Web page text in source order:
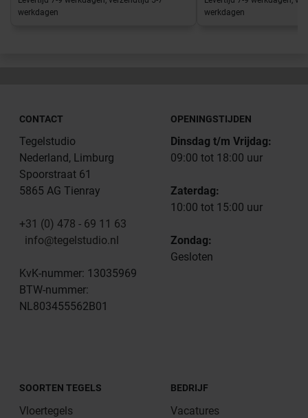
werkdagen
werkdagen
CONTACT
Tegelstudio
Nederland, Limburg
Spoorstraat 61
5865 AG Tienray
+31 (0) 478 - 69 11 63
info@tegelstudio.nl
KvK-nummer: 13035969
BTW-nummer:
NL803455562B01
OPENINGSTIJDEN
Dinsdag t/m Vrijdag:
09:00 tot 18:00 uur
Zaterdag:
10:00 tot 15:00 uur
Zondag:
Gesloten
SOORTEN TEGELS
Vloertegels
BEDRIJF
Vacatures